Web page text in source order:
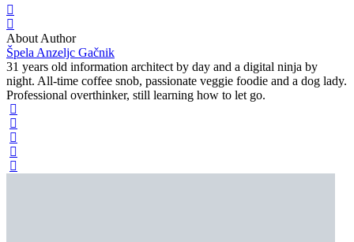
About Author
Špela Anzeljc Gačnik
31 years old information architect by day and a digital ninja by
night. All-time coffee snob, passionate veggie foodie and a dog lady.
Professional overthinker, still learning how to let go.